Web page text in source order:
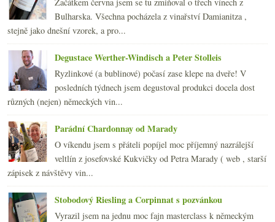
Bulharska. Všechna pocházela z vinařství Damianitza ,
stejně jako dnešní vzorek, a pro...
Degustace Werther-Windisch a Peter Stolleis
Ryzlinkové (a bublinové) počasí zase klepe na dveře! V
posledních týdnech jsem degustoval produkci docela dost
různých (nejen) německých vin...
Parádní Chardonnay od Marady
O víkendu jsem s přáteli popíjel moc příjemný nazrálejší
veltlín z josefovské Kukvičky od Petra Marady ( web , starší
zápisek z návštěvy vin...
Stobodový Riesling a Corpinnat s pozvánkou
Vyrazil jsem na jednu moc fajn masterclass k německým